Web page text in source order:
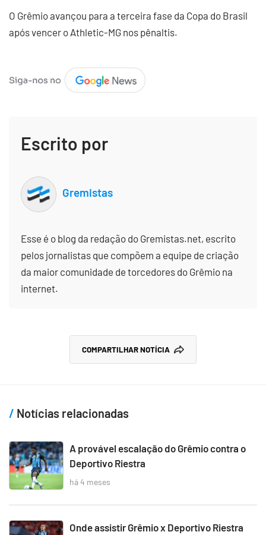
O Grêmio avançou para a terceira fase da Copa do Brasil
após vencer o Athletic-MG nos pênaltis.
Escrito por
Gremistas
Esse é o blog da redação do Gremistas.net, escrito
pelos jornalistas que compõem a equipe de criação
da maior comunidade de torcedores do Grêmio na
internet.
COMPARTILHAR NOTÍCIA
Notícias relacionadas
A provável escalação do Grêmio contra o
Deportivo Riestra
há 4 meses
Onde assistir Grêmio x Deportivo Riestra